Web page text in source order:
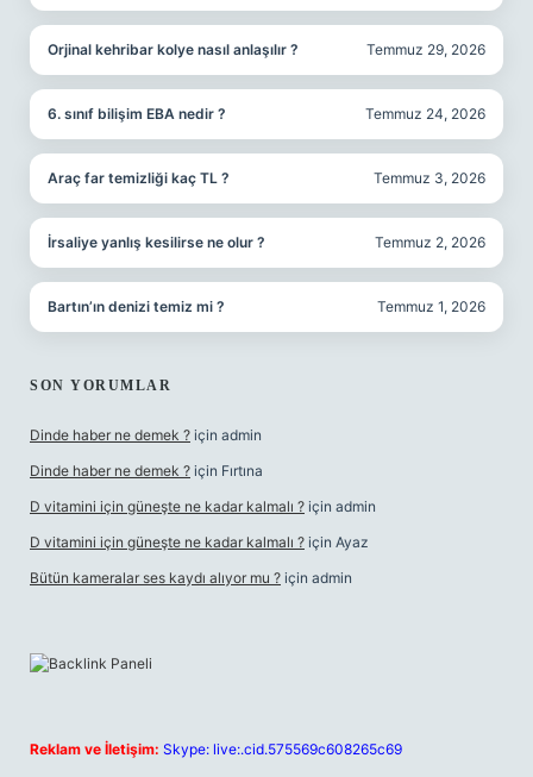
Orjinal kehribar kolye nasıl anlaşılır ? Temmuz 29, 2026
6. sınıf bilişim EBA nedir ? Temmuz 24, 2026
Araç far temizliği kaç TL ? Temmuz 3, 2026
İrsaliye yanlış kesilirse ne olur ? Temmuz 2, 2026
Bartın’ın denizi temiz mi ? Temmuz 1, 2026
SON YORUMLAR
Dinde haber ne demek ? için admin
Dinde haber ne demek ? için Fırtına
D vitamini için güneşte ne kadar kalmalı ? için admin
D vitamini için güneşte ne kadar kalmalı ? için Ayaz
Bütün kameralar ses kaydı alıyor mu ? için admin
Reklam ve İletişim: Skype: live:.cid.575569c608265c69